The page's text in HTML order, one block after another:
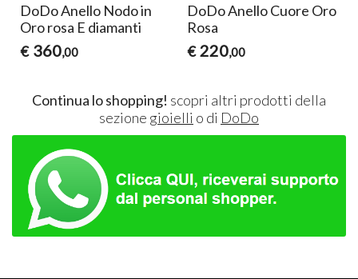
DoDo Anello Nodo in
Oro rosa E diamanti
€ 360,00
DoDo Anello Cuore Oro
Rosa
€ 220,00
Continua lo shopping! scopri altri prodotti della
sezione gioielli o di DoDo